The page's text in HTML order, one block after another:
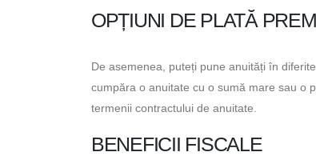
OPȚIUNI DE PLATĂ
De asemenea, puteți pune anuități în
cumpăra o anuitate cu o sumă mare sau o
termenii contractului de anuitate.
BENEFICII FISCALE